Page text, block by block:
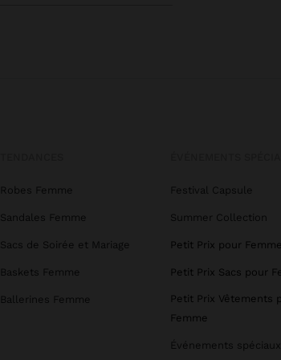
Robes Femme
Sandales Femme
Sacs de Soirée et Mariage
Baskets Femme
Ballerines Femme
Festival Capsule
Summer Collection
Petit Prix pour Femme
Petit Prix Sacs pour
Petit Prix Vêtements
Femme
Événements spéciaux